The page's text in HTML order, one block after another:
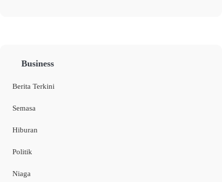
Business
Berita Terkini
Semasa
Hiburan
Politik
Niaga